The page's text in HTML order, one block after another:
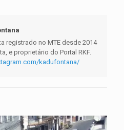
registrado no MTE desde 2014
e proprietário do Portal RKF.
kadufontana/